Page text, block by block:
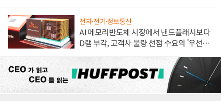
전자·전기·정보통신
AI 메모리반도체 시장에서 낸드플래시보다
D램 부각, 고객사 물량 선점 수요의 '우선순